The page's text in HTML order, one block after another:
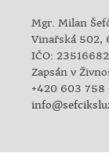
Mgr. Milan
Vinařská 502,
IČO:
Zapsán v
+420 603 758